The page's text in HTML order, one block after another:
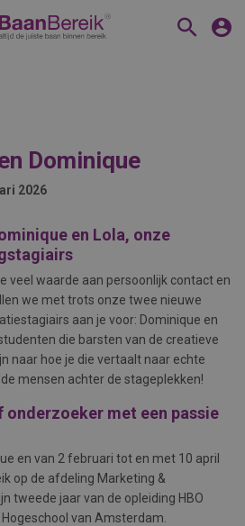
Dominique
2026
en Lola, onze
veel waarde aan persoonlijk contact en
we met trots onze twee nieuwe
aan je voor: Dominique en
die barsten van de creatieve
naar hoe je die vertaalt naar echte
mensen achter de stageplekken!
met een passie
en van 2 februari tot en met 10 april
op de afdeling Marketing &
tweede jaar van de opleiding HBO
van Amsterdam.